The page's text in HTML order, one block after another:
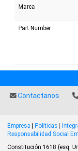
Marca
Part Number
Contactanos
Empresa Políticas
Responsabilidad Social
Constitución 1618 (esq.